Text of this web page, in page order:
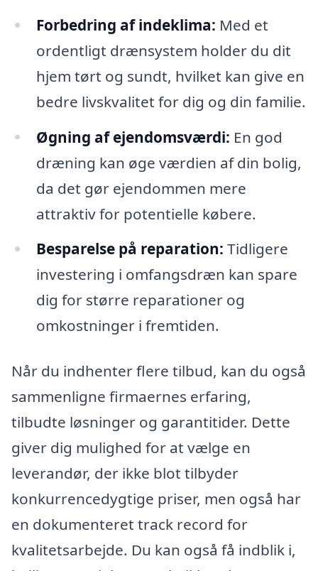
Forbedring af indeklima: Med et
ordentligt drænsystem holder du dit
hjem tørt og sundt, hvilket kan give en
bedre livskvalitet for dig og din familie.
Øgning af ejendomsværdi: En god
dræning kan øge værdien af din bolig,
da det gør ejendommen mere
attraktiv for potentielle købere.
Besparelse på reparation: Tidligere
investering i omfangsdræn kan spare
dig for større reparationer og
omkostninger i fremtiden.
Når du indhenter flere tilbud, kan du også
sammenligne firmaernes erfaring,
tilbudte løsninger og garantitider. Dette
giver dig mulighed for at vælge en
leverandør, der ikke blot tilbyder
konkurrencedygtige priser, men også har
en dokumenteret track record for
kvalitetsarbejde. Du kan også få indblik i,